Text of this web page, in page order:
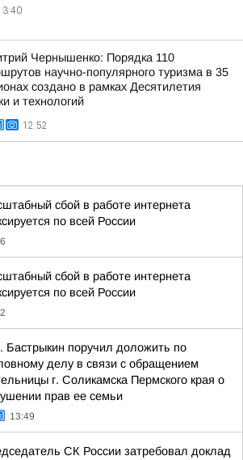
Чернышенко: Порядка 110
научно-популярного туризма в 35
создано в рамках Десятилетия
и технологий
12:52
сбой в работе интернета
по всей России
сбой в работе интернета
по всей России
Бастрыкин поручил доложить по
делу в связи с обращением
г. Соликамска Пермского края о
прав ее семьи
13:49
СК России затребовал доклад